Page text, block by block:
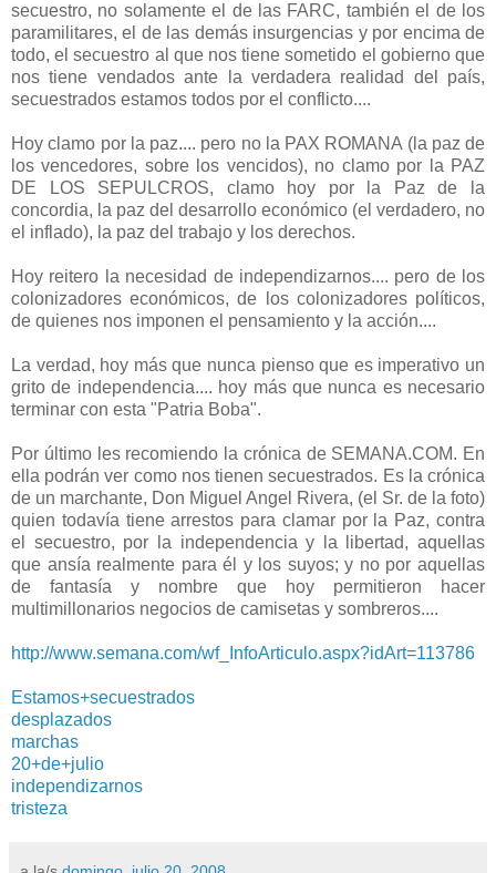
secuestro, no solamente el de las FARC, también el de los
paramilitares, el de las demás insurgencias y por encima de
todo, el secuestro al que nos tiene sometido el gobierno que
nos tiene vendados ante la verdadera realidad del país,
secuestrados estamos todos por el conflicto....
Hoy clamo por la paz.... pero no la PAX ROMANA (la paz de
los vencedores, sobre los vencidos), no clamo por la PAZ
DE LOS SEPULCROS, clamo hoy por la Paz de la
concordia, la paz del desarrollo económico (el verdadero, no
el inflado), la paz del trabajo y los derechos.
Hoy reitero la necesidad de independizarnos.... pero de los
colonizadores económicos, de los colonizadores políticos,
de quienes nos imponen el pensamiento y la acción....
La verdad, hoy más que nunca pienso que es imperativo un
grito de independencia.... hoy más que nunca es necesario
terminar con esta "Patria Boba".
Por último les recomiendo la crónica de SEMANA.COM. En
ella podrán ver como nos tienen secuestrados. Es la crónica
de un marchante, Don Miguel Angel Rivera, (el Sr. de la foto)
quien todavía tiene arrestos para clamar por la Paz, contra
el secuestro, por la independencia y la libertad, aquellas
que ansía realmente para él y los suyos; y no por aquellas
de fantasía y nombre que hoy permitieron hacer
multimillonarios negocios de camisetas y sombreros....
http://www.semana.com/wf_InfoArticulo.aspx?idArt=113786
Estamos+secuestrados
desplazados
marchas
20+de+julio
independizarnos
tristeza